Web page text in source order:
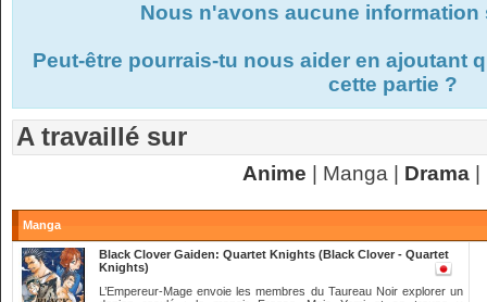
Nous n'avons aucune
Peut-être pourrais-tu nous aider en ajoutant
cette partie ?
A travaillé sur
Anime | Manga | Drama|
Manga
Black Clover Gaiden: Quartet Knights (Black Clover - Quartet
Knights)
L’Empereur-Mage envoie les membres du Taureau Noir explorer un